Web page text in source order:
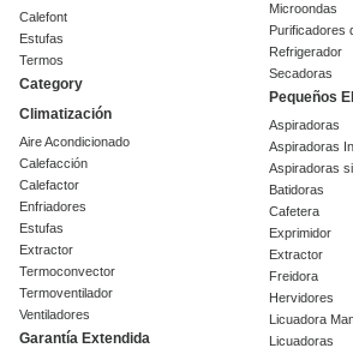
Calefont
Estufas
Termos
Category
Climatización
Aire Acondicionado
Calefacción
Calefactor
Enfriadores
Estufas
Extractor
Termoconvector
Termoventilador
Ventiladores
Garantía Extendida
Microondas
Purificadores
Refrigerador
Secadoras
Pequeños
Aspiradoras
Aspiradoras
Aspiradoras
Batidoras
Cafetera
Exprimidor
Extractor
Freidora
Hervidores
Licuadora
Licuadoras